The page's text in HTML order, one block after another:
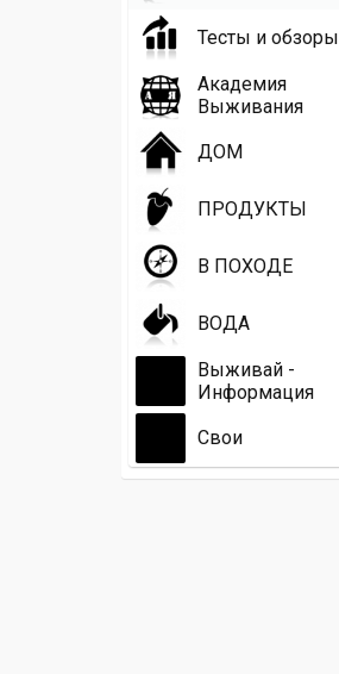
Тесты и обзоры
Академия
Выживания
ДОМ
ПРОДУКТЫ
В ПОХОДЕ
ВОДА
Выживай -
Информация
Свои